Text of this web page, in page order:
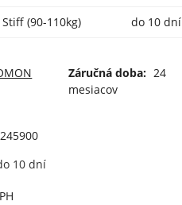
Stiff (90-110kg) do 10 dní
Záručná doba: 24
mesiacov
10 dní